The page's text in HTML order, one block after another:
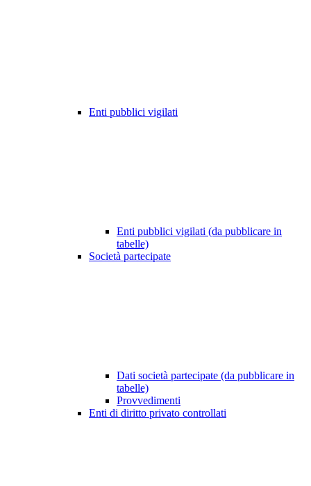
Enti pubblici vigilati
Enti pubblici vigilati (da pubblicare in
tabelle)
Società partecipate
Dati società partecipate (da pubblicare in
tabelle)
Provvedimenti
Enti di diritto privato controllati